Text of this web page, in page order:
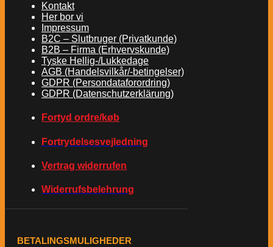
Kontakt
Her bor vi
Impressum
B2C – Slutbruger (Privatkunde)
B2B – Firma (Erhvervskunde)
Tyske Hellig-/Lukkedage
AGB (Handelsvilkår/-betingelser)
GDPR (Persondataforordring)
GDPR (Datenschutzerklärung)
Fortyd ordre/køb
Fortrydelsesvejledning
Vertrag widerrufen
Widerrufsbelehrung
BETALINGSMULIGHEDER